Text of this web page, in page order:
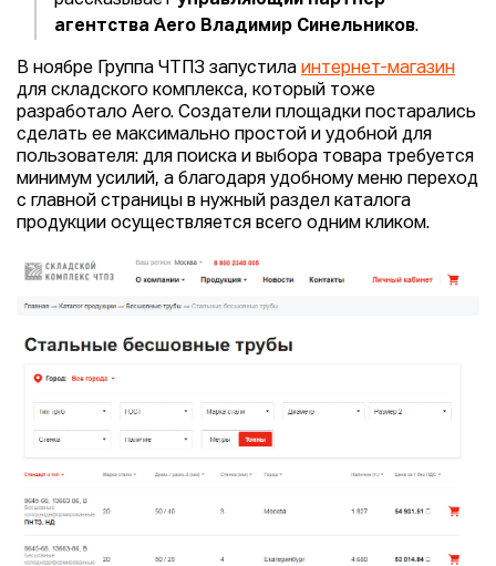
агентства Aero Владимир Синельников.
В ноябре Группа ЧТПЗ запустила интернет-магазин
для складского комплекса, который тоже
разработало Aero. Создатели площадки постарались
сделать ее максимально простой и удобной для
пользователя: для поиска и выбора товара требуется
минимум усилий, а благодаря удобному меню переход
с главной страницы в нужный раздел каталога
продукции осуществляется всего одним кликом.